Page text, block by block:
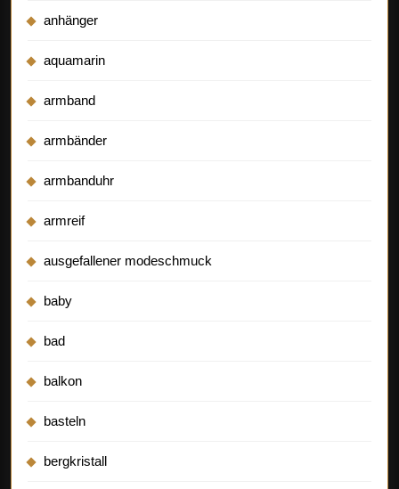
anhänger
aquamarin
armband
armbänder
armbanduhr
armreif
ausgefallener modeschmuck
baby
bad
balkon
basteln
bergkristall